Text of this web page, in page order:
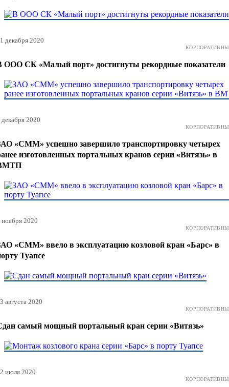
декабря 2020
ООО СК «Малый порт» достигнуты рекордные показатели
декабря 2020
«СММ» успешно завершило транспортировку четырех
изготовленных портальных кранов серии «Витязь» в
ноября 2020
«СММ» ввело в эксплуатацию козловой кран «Барс» в
Туапсе
августа 2020
самый мощный портальный кран серии «Витязь»
июля 2020